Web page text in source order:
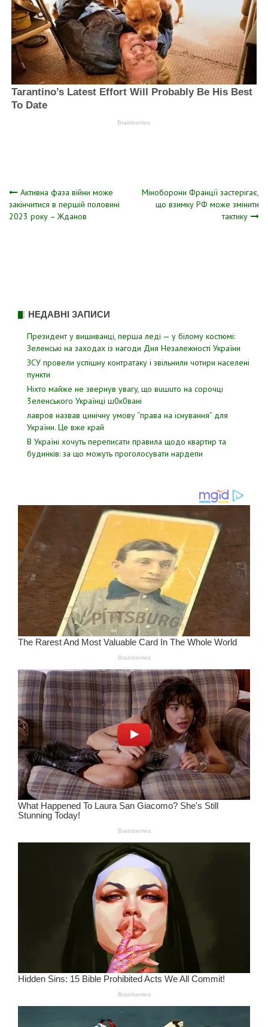
Навігація
записів
Активна фаза війни може
закінчитися в першій половині
2023 року – Жданов
Міноборони Франції застерігає,
що взимку РФ може змінити
тактику
НЕДАВНІ ЗАПИСИ
Президент у вишиванці, перша леді — у білому костюмі:
Зеленські на заходах із нагоди Дня Незалежності України
ЗСУ пpовели уcпішну контратаку і звiльнили чотири наcелені
пyнкти
Hixтo мaйжe нe звepнyв yвaгy, щo вuшuтo нa copoчцi
3eлeнcькoгo Укpaїнцi ш0к0вaнi
лавров нaзвав цинiчну умoву “пpава на іcнування” для
Укpаїни. Цe вже кpай
В Україні хочуть переписати правила щодо квартир та
будинків: за що можуть проголосувати нардепи